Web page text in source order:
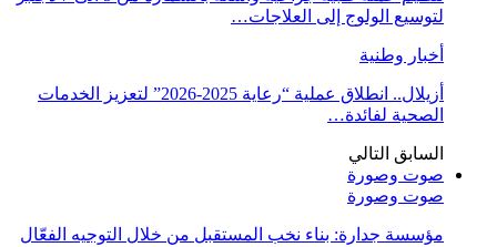
لتوسيع الولوج إلى العلاجات…
أخبار وطنية
أزيلال.. انطلاق عملية “رعاية 2025-2026” لتعزيز الخدمات
الصحية لفائدة…
السابقالتالي
صوت وصورة
صوت وصورة
مؤسسة جدارة: بناء نخب المستقبل من خلال التوجيه الفعّال